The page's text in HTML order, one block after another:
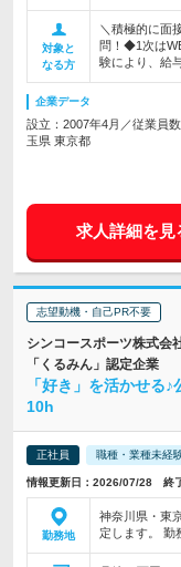
対象と
なる方
＼積極的に面
問！◆1次は
験により、給
企業データ
設立：2007年4月／従業員
玉県 東京都
求人詳細を見
志望動機・自己PR不要
シンコースポーツ株式会
「くるみん」認定企業
「好き」を活かせる
10h
正社員 職種・業種未経
情報更新日：2026/07/28 終
勤務地
神奈川県・東
定します。 勤